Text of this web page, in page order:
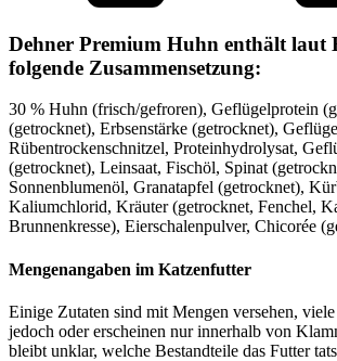
Dehner Premium Huhn enthält laut
folgende Zusammensetzung:
30 % Huhn (frisch/gefroren), Geflügelprotein
(getrocknet), Erbsenstärke (getrocknet),
Rübentrockenschnitzel, Proteinhydrolysat,
(getrocknet), Leinsaat, Fischöl, Spinat
Sonnenblumenöl, Granatapfel (getrocknet),
Kaliumchlorid, Kräuter (getrocknet, Fenchel,
Brunnenkresse), Eierschalenpulver, Chicorée
Mengenangaben im Katzenfutter
Einige Zutaten sind mit Mengen versehen,
jedoch oder erscheinen nur innerhalb von
bleibt unklar, welche Bestandteile das Futter